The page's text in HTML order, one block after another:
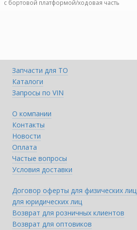
c бортовой платформой/ходовая часть
Запчасти для ТО
Каталоги
Запросы по VIN
О компании
Контакты
Новости
Оплата
Частые вопросы
Условия доставки
Договор оферты для физических лиц
для юридических лиц
Возврат для розничных клиентов
Возврат для оптовиков